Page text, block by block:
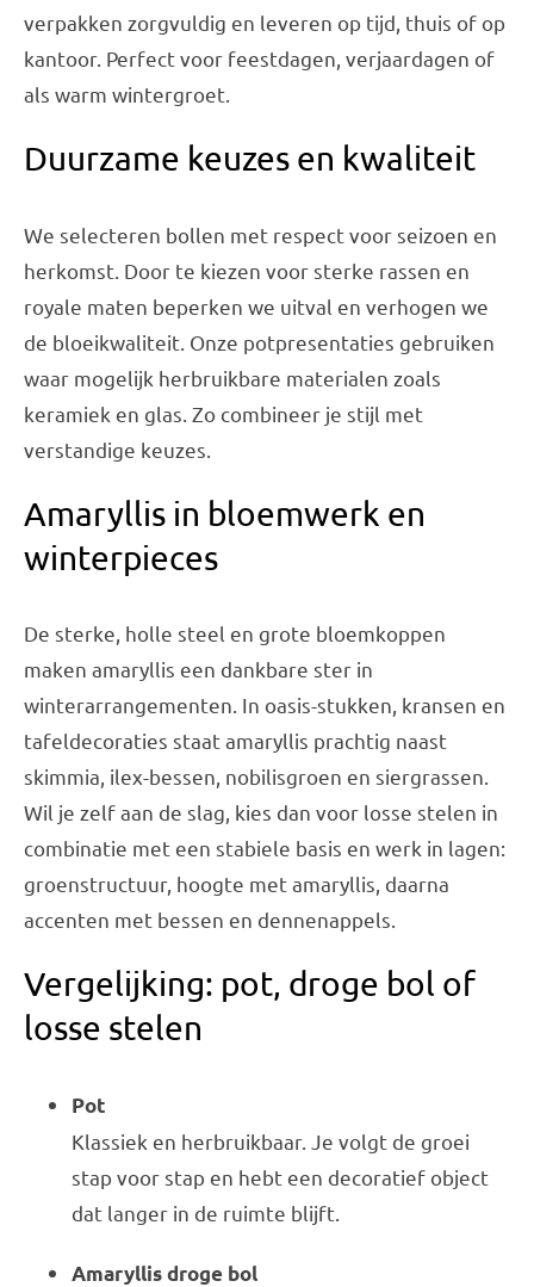
verpakken zorgvuldig en leveren op tijd, thuis of op
kantoor. Perfect voor feestdagen, verjaardagen of
als warm wintergroet.
Duurzame keuzes en kwaliteit
We selecteren bollen met respect voor seizoen en
herkomst. Door te kiezen voor sterke rassen en
royale maten beperken we uitval en verhogen we
de bloeikwaliteit. Onze potpresentaties gebruiken
waar mogelijk herbruikbare materialen zoals
keramiek en glas. Zo combineer je stijl met
verstandige keuzes.
Amaryllis in bloemwerk en
winterpieces
De sterke, holle steel en grote bloemkoppen
maken amaryllis een dankbare ster in
winterarrangementen. In oasis-stukken, kransen en
tafeldecoraties staat amaryllis prachtig naast
skimmia, ilex-bessen, nobilisgroen en siergrassen.
Wil je zelf aan de slag, kies dan voor losse stelen in
combinatie met een stabiele basis en werk in lagen:
groenstructuur, hoogte met amaryllis, daarna
accenten met bessen en dennenappels.
Vergelijking: pot, droge bol of
losse stelen
Pot
Klassiek en herbruikbaar. Je volgt de groei
stap voor stap en hebt een decoratief object
dat langer in de ruimte blijft.
Amaryllis droge bol